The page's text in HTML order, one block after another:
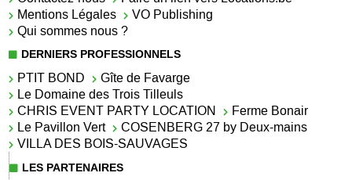
Mentions Légales
VO Publishing
Qui sommes nous ?
DERNIERS PROFESSIONNELS
PTIT BOND
Gîte de Favarge
Le Domaine des Trois Tilleuls
CHRIS EVENT PARTY LOCATION
Ferme Bonair
Le Pavillon Vert
COSENBERG 27 by Deux-mains
VILLA DES BOIS-SAUVAGES
LES PARTENAIRES